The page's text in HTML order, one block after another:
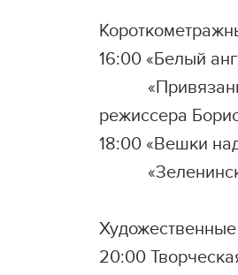
16:00 «Белый
режиссера
18:00 «Вешки
20:00